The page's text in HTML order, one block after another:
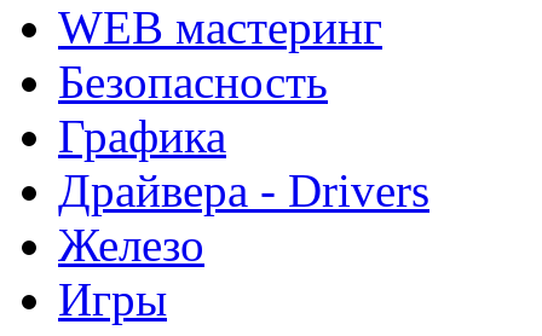
WEB мастеринг
Безопасность
Графика
Драйвера - Drivers
Железо
Игры